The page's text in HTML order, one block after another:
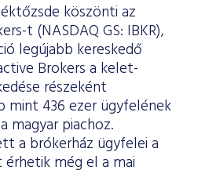
köszönti az
t (NASDAQ GS: IBKR),
legújabb kereskedő
Brokers a kelet-
részeként
436 ezer ügyfelének
magyar piachoz.
a brókerház ügyfelei a
még el a mai